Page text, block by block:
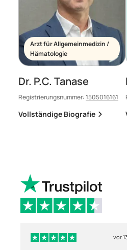
Arzt für Allgemeinmedizin /
Hämatologie
Dr. P.C. Tanase
Registrierungsnummer:1505016161
Vollständige Biografie
vor